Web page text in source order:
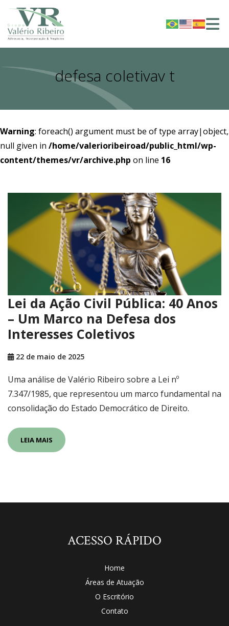
defesa coletivav t
Warning: foreach() argument must be of type array|object,
null given in /home/valerioribeiroad/public_html/wp-
content/themes/vr/archive.php on line 16
Lei da Ação Civil Pública: 40 Anos
– Um Marco na Defesa dos
Interesses Coletivos
22 de maio de 2025
Uma análise de Valério Ribeiro sobre a Lei nº
7.347/1985, que representou um marco fundamental na
consolidação do Estado Democrático de Direito.
LEIA MAIS
ACESSO RÁPIDO
Home
Áreas de Atuação
O Escritório
Contato